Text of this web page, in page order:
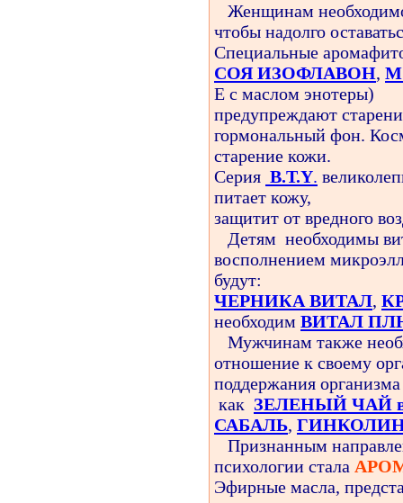
Женщинам
чтобы надолго
Специальные
СОЯ ИЗОФЛАВОН,
Е с маслом энотеры)
предупреждают
гормональный фон.
старение кожи.
Серия B.T.Y.
питает кожу,
защитит от вредного
Детям необходимы
восполнением
будут:
ЧЕРНИКА ВИТАЛ,
необходим ВИТАЛ
Мужчинам также
отношение к своему
поддержания организма
как ЗЕЛЕНЫЙ ЧАЙ в
САБАЛЬ,
Признанным
психологии стала
Эфирные масла,